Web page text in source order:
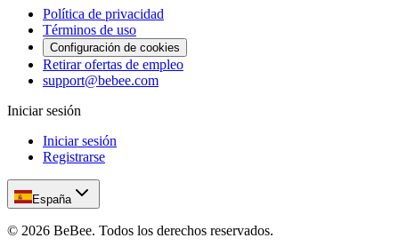
Política de privacidad
Términos de uso
Configuración de cookies
Retirar ofertas de empleo
support@bebee.com
Iniciar sesión
Iniciar sesión
Registrarse
España
© 2026 BeBee. Todos los derechos reservados.